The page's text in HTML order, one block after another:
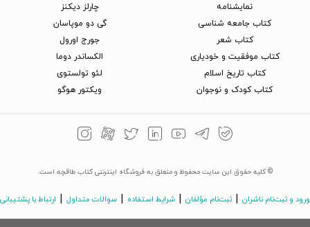
نمایشنامه
کتاب جامعه شناسی
کتاب شعر
کتاب موفقیت و خودیاری
کتاب تاریخ اسلام
کتاب کودک و نوجوان
چارلز دیکنز
گی دو موپاسان
جورج اورول
الکساندر دوما
لئو تولستوی
ویکتور هوگو
© کلیه حقوق این سایت محفوظ و متعلق به فروشگاه اینترنتی کتاب طاقچه است.
ورود و ثبت‌نام ناشران ثبت‌نام مؤلفان شرایط استفاده سوالات متداول ارتباط با پشتیبانی